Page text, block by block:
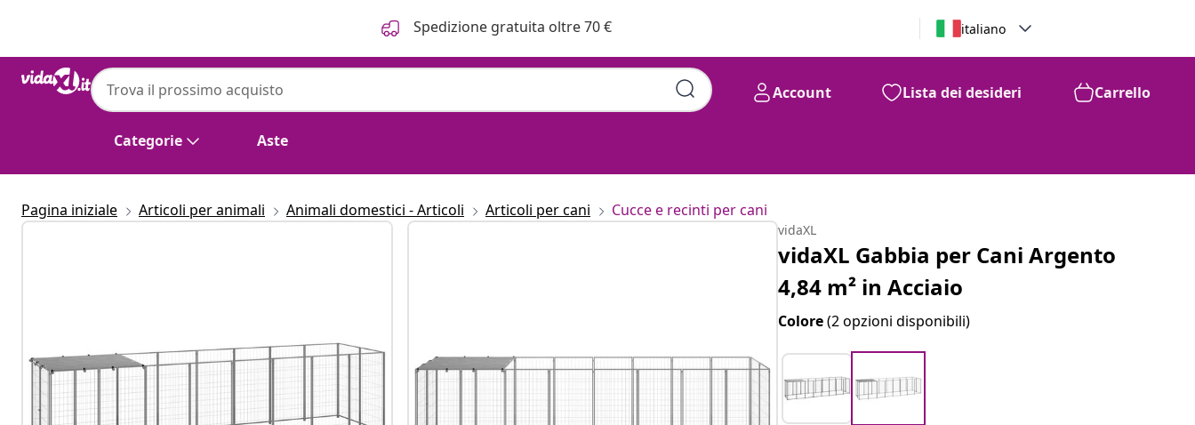
Spedizione gratuita oltre 70 € italiano
Categorie Aste
Account Lista dei desideri Carrello
Pagina iniziale Articoli per animali Animali domestici - Articoli Articoli per cani Cucce e recinti per cani
vidaXL
vidaXL Gabbia per Cani Argento
4,84 m² in Acciaio
Colore(2 opzioni disponibili)